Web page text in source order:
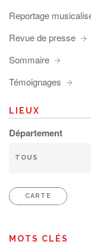
Reportage
Revue de presse
Sommaire
Témoignages
LIEUX
Département
CARTE
MOTS CLÉS